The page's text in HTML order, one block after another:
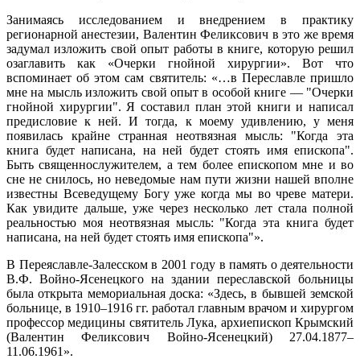
Занимаясь исследованием и внедрением в практику
регионарной анестезии, Валентин Феликсович в это же время
задумал изложить свой опыт работы в книге, которую решил
озаглавить как «Очерки гнойной хирургии». Вот что
вспоминает об этом сам святитель: «…в Переславле пришло
мне на мысль изложить свой опыт в особой книге — "Очерки
гнойной хирургии". Я составил план этой книги и написал
предисловие к ней. И тогда, к моему удивлению, у меня
появилась крайне странная неотвязная мысль: "Когда эта
книга будет написана, на ней будет стоять имя епископа".
Быть священнослужителем, а тем более епископом мне и во
сне не снилось, но неведомые нам пути жизни нашей вполне
известны Всеведущему Богу уже когда мы во чреве матери.
Как увидите дальше, уже через несколько лет стала полной
реальностью моя неотвязная мысль: "Когда эта книга будет
написана, на ней будет стоять имя епископа"».
В Переяславле-Залесском в 2001 году в память о деятельности
В.Ф. Войно-Ясенецкого на здании переславской больницы
была открыта мемориальная доска: «Здесь, в бывшей земской
больнице, в 1910–1916 гг. работал главным врачом и хирургом
профессор медицины святитель Лука, архиепископ Крымский
(Валентин Феликсович Войно-Ясенецкий) 27.04.1877–
11.06.1961».